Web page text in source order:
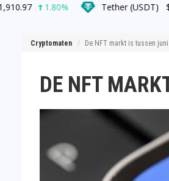
Tether (USDT) $0.999119
Cryptomaten De NFT markt is tussen
DE NFT